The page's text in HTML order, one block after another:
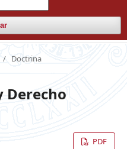
/ Doctrina
Derecho
PDF